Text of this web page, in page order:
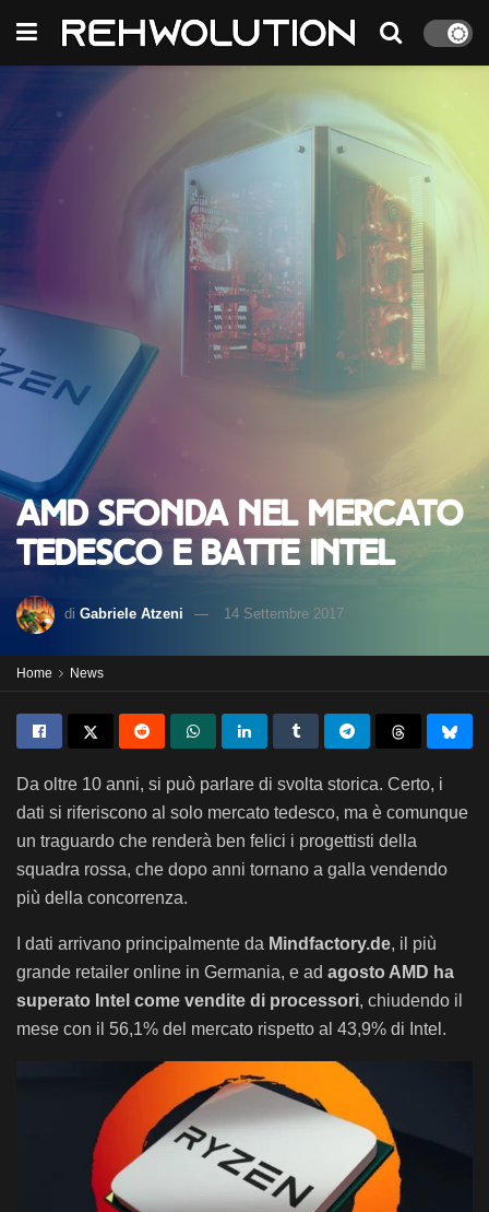
AMD sfonda nel mercato
tedesco e batte Intel
di Gabriele Atzeni 14 Settembre 2017
Home News
Da oltre 10 anni, si può parlare di svolta storica. Certo, i
dati si riferiscono al solo mercato tedesco, ma è comunque
un traguardo che renderà ben felici i progettisti della
squadra rossa, che dopo anni tornano a galla vendendo
più della concorrenza.
I dati arrivano principalmente da Mindfactory.de, il più
grande retailer online in Germania, e ad agosto AMD ha
superato Intel come vendite di processori, chiudendo il
mese con il 56,1% del mercato rispetto al 43,9% di Intel.